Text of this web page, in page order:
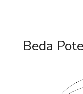
Beda